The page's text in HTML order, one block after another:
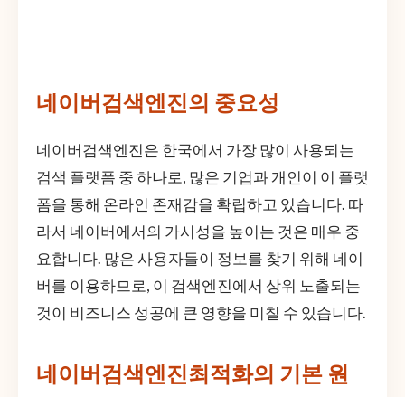
네이버검색엔진의 중요성
네이버검색엔진은 한국에서 가장 많이 사용되는
검색 플랫폼 중 하나로, 많은 기업과 개인이 이 플랫
폼을 통해 온라인 존재감을 확립하고 있습니다. 따
라서 네이버에서의 가시성을 높이는 것은 매우 중
요합니다. 많은 사용자들이 정보를 찾기 위해 네이
버를 이용하므로, 이 검색엔진에서 상위 노출되는
것이 비즈니스 성공에 큰 영향을 미칠 수 있습니다.
네이버검색엔진최적화의 기본 원